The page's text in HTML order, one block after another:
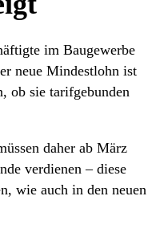
im Baugewerbe
neue Mindestlohn ist
ob sie tarifgebunden
daher ab März
verdienen – diese
wie auch in den neuen